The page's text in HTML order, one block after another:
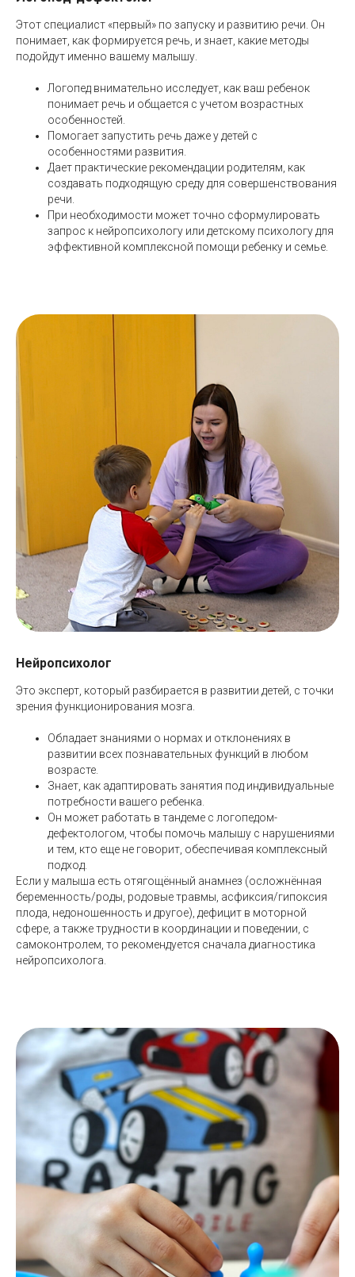
Этот специалист «первый» по запуску и развитию речи. Он
понимает, как формируется речь, и знает, какие методы
подойдут именно вашему малышу.
Логопед внимательно исследует, как ваш ребенок
понимает речь и общается с учетом возрастных
особенностей.
Помогает запустить речь даже у детей с
особенностями развития.
Дает практические рекомендации родителям, как
создавать подходящую среду для совершенствования
речи.
При необходимости может точно сформулировать
запрос к нейропсихологу или детскому психологу для
эффективной комплексной помощи ребенку и семье.
Нейропсихолог
Это эксперт, который разбирается в развитии детей, с точки
зрения функционирования мозга.
Обладает знаниями о нормах и отклонениях в
развитии всех познавательных функций в любом
возрасте.
Знает, как адаптировать занятия под индивидуальные
потребности вашего ребенка.
Он может работать в тандеме с логопедом-
дефектологом, чтобы помочь малышу с нарушениями
и тем, кто еще не говорит, обеспечивая комплексный
подход.
Если у малыша есть отягощённый анамнез (осложнённая
беременность/роды, родовые травмы, асфиксия/гипоксия
плода, недоношенность и другое), дефицит в моторной
сфере, а также трудности в координации и поведении, с
самоконтролем, то рекомендуется сначала диагностика
нейропсихолога.